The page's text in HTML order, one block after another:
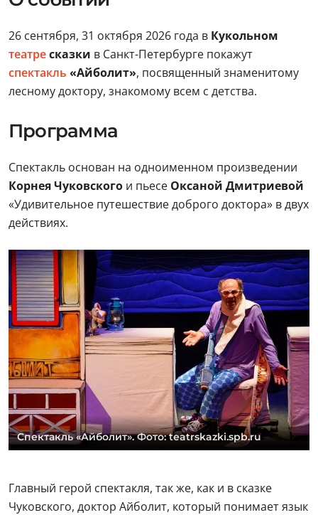
26 сентября, 31 октября 2026 года в Кукольном
театресказки в Санкт-Петербурге покажут
спектакль «Айболит», посвященный знаменитому
лесному доктору, знакомому всем с детства.
Программа
Спектакль основан на одноименном произведении
Корнея Чуковского и пьесе Оксаной Дмитриевой
«Удивительное путешествие доброго доктора» в двух
действиях.
Спектакль «Айболит». Фото: teatrskazki.spb.ru
Главный герой спектакля, так же, как и в сказке
Чуковского, доктор Айболит, который понимает язык